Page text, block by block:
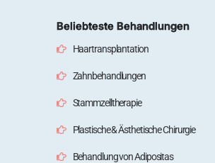
Beliebteste Behandlungen
Haartransplantation
Zahnbehandlungen
Stammzelltherapie
Plastische & Ästhetische Chirurgie
Behandlung von Adipositas